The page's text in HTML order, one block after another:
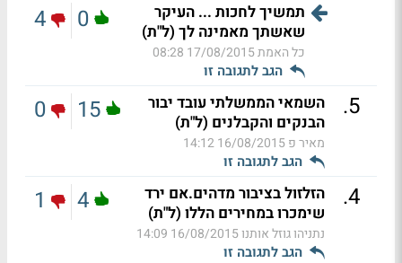
תמשיך לחכות ... העיקר
שאשתך מאמינה לך (ל"ת)
כל האמת17/08/2015 08:28
הגב לתגובה זו
0
4
5
.
השמאי הממשלתי עובד יבור
הבנקים והקבלנים (ל"ת)
מאיר פ16/08/2015 14:12
הגב לתגובה זו
15
0
4
.
הזלזול בציבור מדהים.אם ירד
שימכרו במחירים הללו (ל"ת)
נתניהו גוזל אותנו16/08/2015 14:09
הגב לתגובה זו
4
1